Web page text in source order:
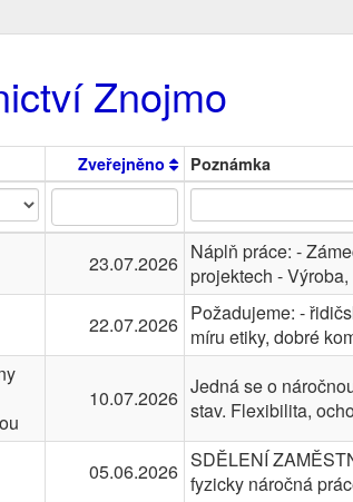
Znojmo
Zveřejněno Poznámka
23.07.2026 Náplň práce: -
projektech -
22.07.2026 Požadujeme: -
míru etiky, dobré
10.07.2026 Jedná se o
stav. Flexibilita,
05.06.2026 SDĚLENÍ
fyzicky náročná